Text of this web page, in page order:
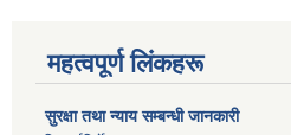
महत्वपूर्ण लिंकहरू
सुरक्षा तथा न्याय सम्बन्धी जानकारी